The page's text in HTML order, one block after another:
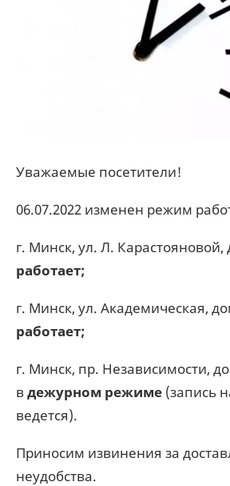
Уважаемые посетители!
06.07.2022 изменен режим
г. Минск, ул. Л. Карастояновой,
работает;
г. Минск, ул. Академическая,
работает;
г. Минск, пр. Независимости,
вдежурном режиме (запись
ведется).
Приносим извинения за
неудобства.